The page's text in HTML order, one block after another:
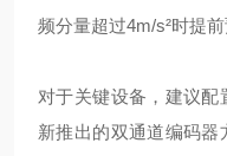
频分量超过4m/s²时提
对于关键设备，建议
新推出的双通道编码器